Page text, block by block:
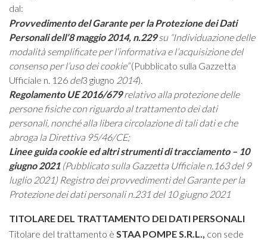
dal:
Provvedimento del Garante per la Protezione dei Dati
Personali dell’8 maggio 2014, n.229su “Individuazione delle
modalità semplificate per l’informativa e l’acquisizione del
consenso per l’uso dei cookie”(Pubblicato sulla Gazzetta
Ufficiale n. 126 del3 giugno 2014).
Regolamento UE 2016/679relativo alla protezione delle
persone fisiche con riguardo al trattamento dei dati
personali, nonché alla libera circolazione di tali dati e che
abroga la Direttiva 95/46/CE;
Linee guida cookie ed altri strumenti di tracciamento – 10
giugno 2021 (Pubblicato sulla Gazzetta Ufficiale n.163 del 9
luglio 2021) Registro dei provvedimenti del Garante per la
Protezione dei dati personali n.231 del 10 giugno 2021
TITOLARE DEL TRATTAMENTO DEI DATI PERSONALI
Titolare del trattamento è STAA POMPE S.R.L., con sede